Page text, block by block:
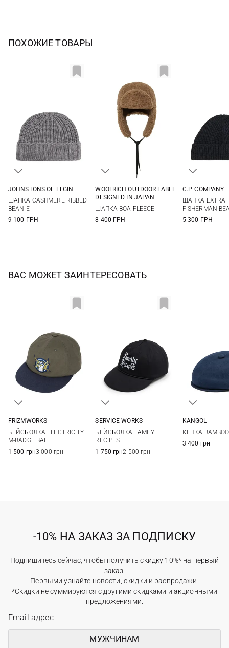
ПОХОЖИЕ ТОВАРЫ
JOHNSTONS OF ELGIN
ШАПКА CASHMERE RIBBED
BEANIE
9 100 ГРН
One size
WOOLRICH OUTDOOR LABEL
DESIGNED IN JAPAN
ШАПКА BOA FLEECE
8 400 ГРН
C.P. COMPANY
ШАПКА
FISHERMAN
5 300 ГРН
ВАС МОЖЕТ ЗАИНТЕРЕСОВАТЬ
FRIZMWORKS
БЕЙСБОЛКА ELECTRICITY
M-BADGE BALL
1 500 грн3 000 грн
SERVICE WORKS
БЕЙСБОЛКА FAMILY
RECIPES
1 750 грн2 500 грн
KANGOL
КЕПКА
3 400 грн
-10% НА ЗАКАЗ ЗА ПОДПИСКУ
Подпишитесь сейчас, чтобы получить скидку 10%* на первый
заказ.
Первыми узнайте новости, скидки и распродажи.
*Скидки не суммируются с другими скидками и акционными
предложениями.
МУЖЧИНАМ